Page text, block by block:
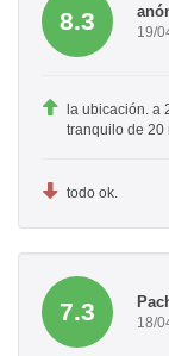
8.3 19/
la ubicación. a
tranquilo de 20
todo ok.
7.3 18/